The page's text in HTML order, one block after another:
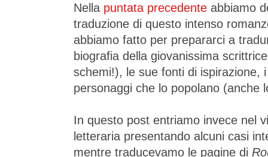
Nella puntata precedente abbiamo
traduzione di questo intenso
abbiamo fatto per prepararci a
biografia della giovanissima
schemi!), le sue fonti di ispirazione,
personaggi che lo popolano (anche
In questo post entriamo invece nel
letteraria presentando alcuni casi
mentre traducevamo le pagine di